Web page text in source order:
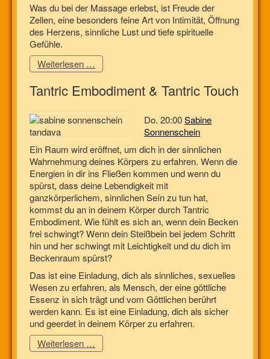
Was du bei der Massage erlebst, ist Freude der
Zellen, eine besonders feine Art von Intimität, Öffnung
des Herzens, sinnliche Lust und tiefe spirituelle
Gefühle.
Weiterlesen …
Tantric Embodiment & Tantric Touch
Do. 20:00Sabine
Sonnenschein
Ein Raum wird eröffnet, um dich in der sinnlichen
Wahrnehmung deines Körpers zu erfahren. Wenn die
Energien in dir ins Fließen kommen und wenn du
spürst, dass deine Lebendigkeit mit
ganzkörperlichem, sinnlichen Seín zu tun hat,
kommst du an in deinem Körper durch Tantric
Embodiment. Wie fühlt es sich an, wenn dein Becken
frei schwingt? Wenn dein Steißbein bei jedem Schritt
hin und her schwingt mit Leichtigkeit und du dich im
Beckenraum spürst?
Das ist eine Einladung, dich als sinnliches, sexuelles
Wesen zu erfahren, als Mensch, der eine göttliche
Essenz in sich trägt und vom Göttlichen berührt
werden kann. Es ist eine Einladung, dich als sicher
und geerdet in deinem Körper zu erfahren.
Weiterlesen …